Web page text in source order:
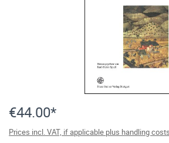
€44.00*
Prices incl. VAT, if applicable plus handling costs